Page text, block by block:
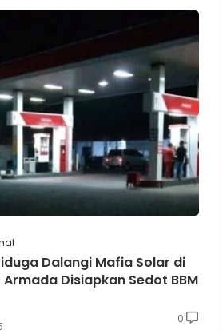
Dalangi Mafia Solar di
Disiapkan Sedot BBM
0